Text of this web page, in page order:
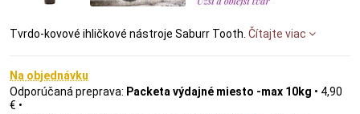
Tvrdo-kovové ihličkové nástroje Saburr Tooth. Čítajte viac
Na objednávku
Packeta výdajné miesto -max 10kg • 4,90
€ •